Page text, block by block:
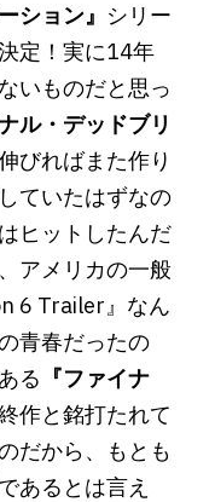
ション』 シリー
定！実に14年
いものだと思っ
ル・デッドブリ
びればまた作り
ていたはずなの
ヒットしたんだ
アメリカの一般
6 Trailer』なん
青春だったの
る 『ファイナ
作と銘打たれて
だから、もとも
あるとは言え